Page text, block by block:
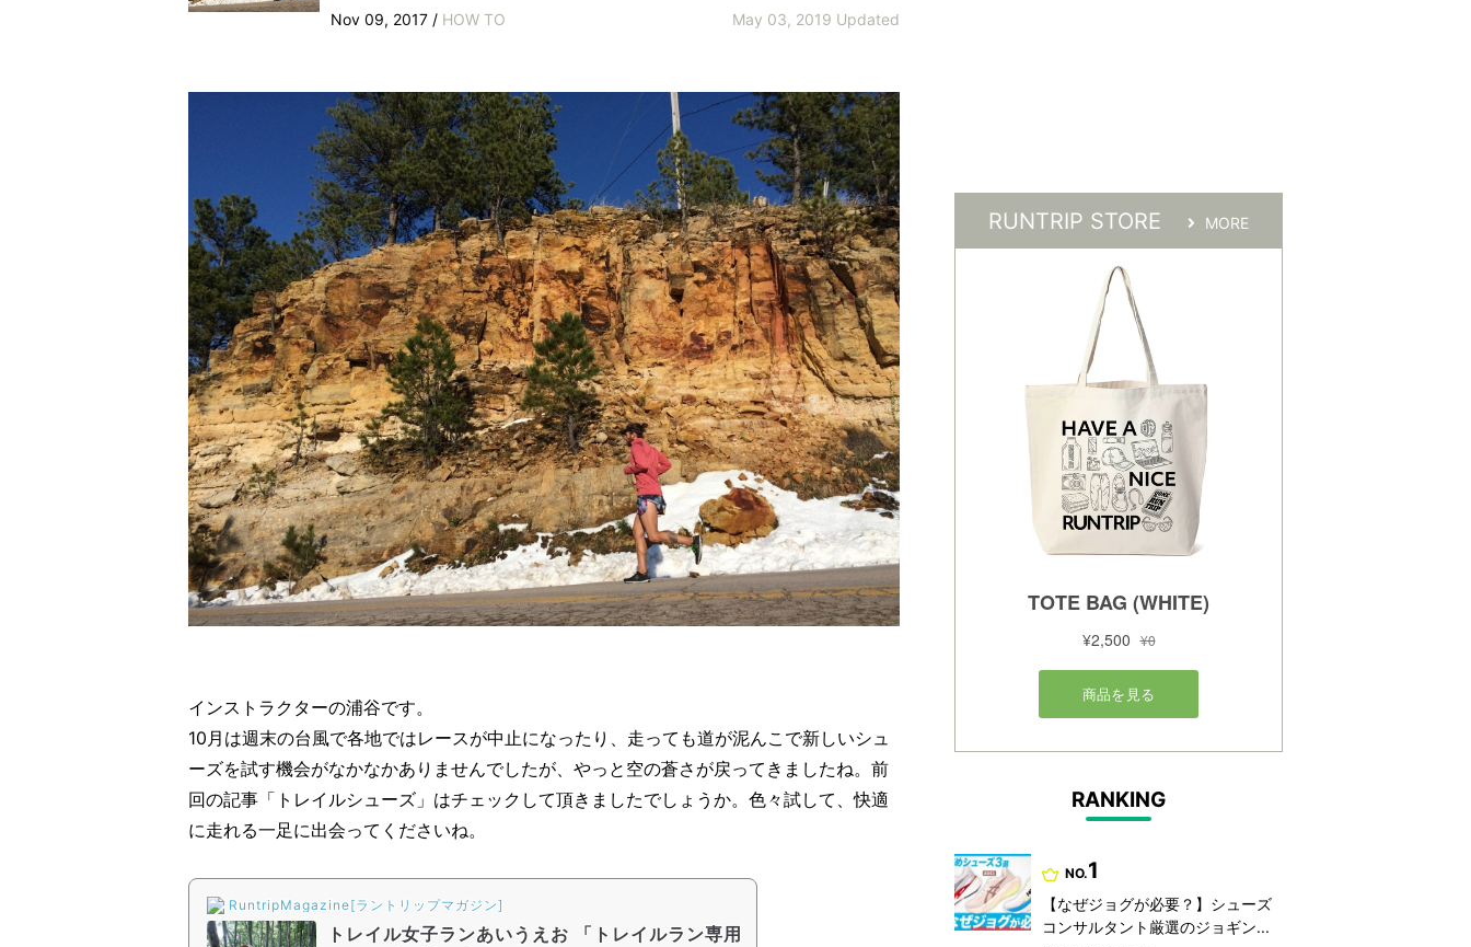
Nov 09, 2017 / HOW TO May 03, 2019 Updated
インストラクターの浦谷です。
10月は週末の台風で各地ではレースが中止になったり、走っても道が泥んこで新しいシュ
ーズを試す機会がなかなかありませんでしたが、やっと空の蒼さが戻ってきましたね。前
回の記事「トレイルシューズ」はチェックして頂きましたでしょうか。色々試して、快適
に走れる一足に出会ってくださいね。
RuntripMagazine[ラントリップマガジン]
トレイル女子ランあいうえお 「トレイルラン専用
RUNTRIP STORE MORE
RANKING
NO.1
【なぜジョグが必要？】シューズ
コンサルタント厳選のジョギン...